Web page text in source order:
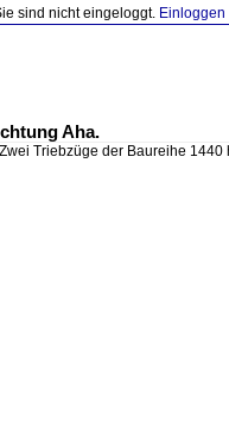
sind nicht eingeloggt. Einloggen
Aha.
Zwei Triebzüge der Baureihe